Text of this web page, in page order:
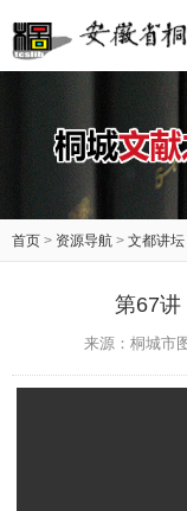
首页 > 资源导航 > 文都讲坛
第67讲
来源：桐城市